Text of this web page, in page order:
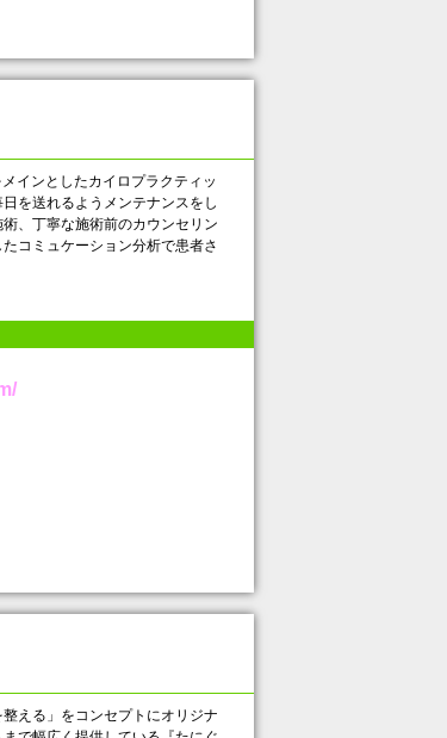
インとしたカイロプラクティッ
を送れるようメンテナンスをし
、丁寧な施術前のカウンセリン
コミュケーション分析で患者さ
える」をコンセプトにオリジナ